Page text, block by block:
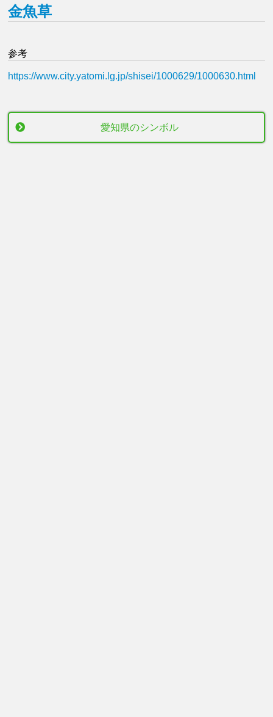
金魚草
参考
https://www.city.yatomi.lg.jp/shisei/1000629/1000630.html
愛知県のシンボル